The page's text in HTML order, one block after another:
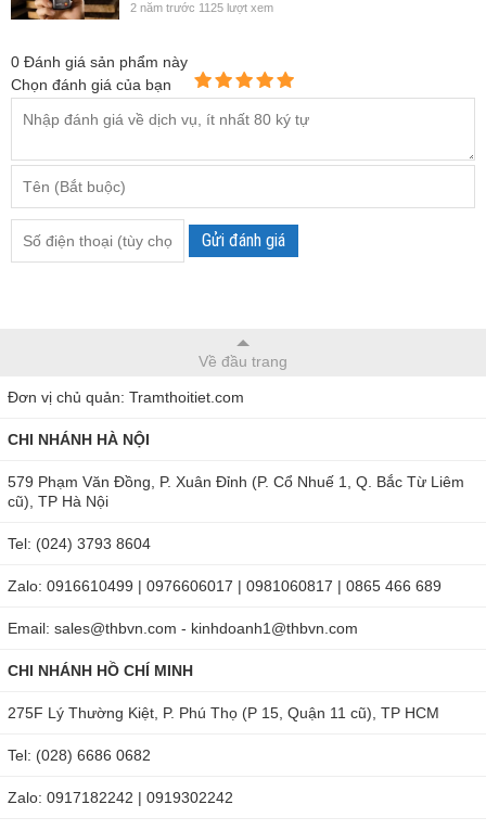
2 năm trước 1125 lượt xem
0 Đánh giá sản phẩm này
Chọn đánh giá của bạn
Gửi đánh giá
Về đầu trang
Đơn vị chủ quản: Tramthoitiet.com
CHI NHÁNH HÀ NỘI
579 Phạm Văn Đồng, P. Xuân Đỉnh (P. Cổ Nhuế 1, Q. Bắc Từ Liêm
cũ), TP Hà Nội
Tel: (024) 3793 8604
Zalo: 0916610499 | 0976606017 | 0981060817 | 0865 466 689
Email: sales@thbvn.com - kinhdoanh1@thbvn.com
CHI NHÁNH HỒ CHÍ MINH
275F Lý Thường Kiệt, P. Phú Thọ (P 15, Quận 11 cũ), TP HCM
Tel: (028) 6686 0682
Zalo: 0917182242 | 0919302242